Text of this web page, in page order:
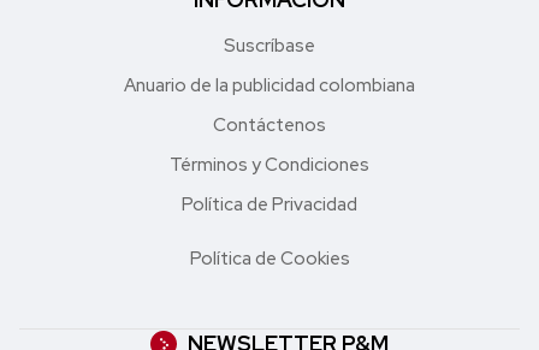
Suscríbase
Anuario de la publicidad colombiana
Contáctenos
Términos y Condiciones
Política de Privacidad
Política de Cookies
NEWSLETTER P&M